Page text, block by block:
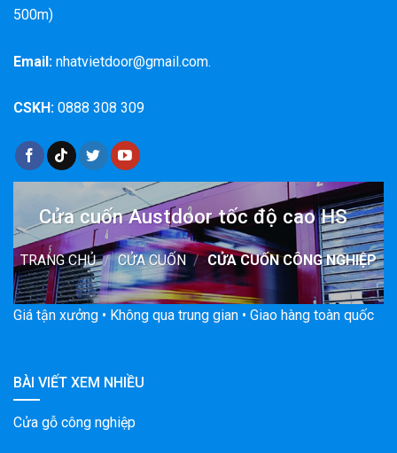
500m)
Email: nhatvietdoor@gmail.com.
CSKH: 0888 308 309
Cửa cuốn Austdoor tốc độ cao HS
TRANG CHỦ / CỬA CUỐN / CỬA CUỐN CÔNG NGHIỆP
Giá tận xưởng • Không qua trung gian • Giao hàng toàn quốc
BÀI VIẾT XEM NHIỀU
Cửa gỗ công nghiệp